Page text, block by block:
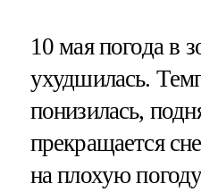
10 мая погода в
ухудшилась.
понизилась,
прекращается
на плохую